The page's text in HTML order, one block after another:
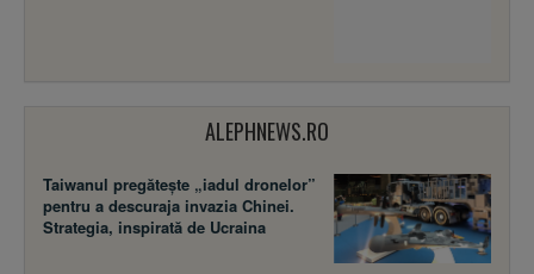
ALEPHNEWS.RO
Taiwanul pregătește „iadul dronelor”
pentru a descuraja invazia Chinei.
Strategia, inspirată de Ucraina